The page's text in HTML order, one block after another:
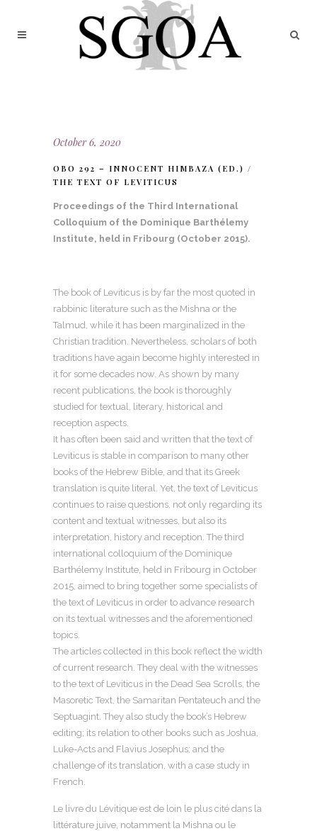
October 6, 2020
OBO 292 – INNOCENT HIMBAZA (ED.) /
THE TEXT OF LEVITICUS
Proceedings of the Third International
Colloquium of the Dominique Barthélemy
Institute, held in Fribourg (October 2015).
The book of Leviticus is by far the most quoted in
rabbinic literature such as the Mishna or the
Talmud, while it has been marginalized in the
Christian tradition. Nevertheless, scholars of both
traditions have again become highly interested in
it for some decades now. As shown by many
recent publications, the book is thoroughly
studied for textual, literary, historical and
reception aspects.
It has often been said and written that the text of
Leviticus is stable in comparison to many other
books of the Hebrew Bible, and that its Greek
translation is quite literal. Yet, the text of Leviticus
continues to raise questions, not only regarding its
content and textual witnesses, but also its
interpretation, history and reception. The third
international colloquium of the Dominique
Barthélemy Institute, held in Fribourg in October
2015, aimed to bring together some specialists of
the text of Leviticus in order to advance research
on its textual witnesses and the aforementioned
topics.
The articles collected in this book reflect the width
of current research. They deal with the witnesses
to the text of Leviticus in the Dead Sea Scrolls, the
Masoretic Text, the Samaritan Pentateuch and the
Septuagint. They also study the book’s Hebrew
editing; its relation to other books such as Joshua,
Luke-Acts and Flavius Josephus; and the
challenge of its translation, with a case study in
French.
Le livre du Lévitique est de loin le plus cité dans la
littérature juive, notamment la Mishna ou le